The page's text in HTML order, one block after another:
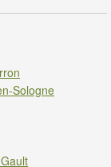
Sologne